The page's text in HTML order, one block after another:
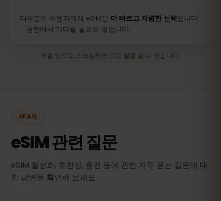
대부분의 여행자에게 eSIM은 더 빠르고 저렴한 선택입니다
– 공항에서 기다릴 필요도 없습니다.
표를 옆으로 스크롤하면 모든 열을 볼 수 있습니다.
FAQ
eSIM 관련 질문
eSIM 활성화, 호환성, 충전 등에 관한 자주 묻는 질문에 대
한 답변을 확인해 보세요.